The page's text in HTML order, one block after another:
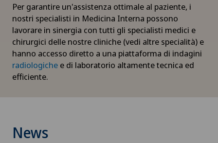
Aumento di volume della tiroide – Struma
Babymoon presso Swiss Medical Network
Calcificazione della spalla
Per garantire un'assistenza ottimale al paziente, i
nostri specialisti in Medicina Interna possono
lavorare in sinergia con tutti gli specialisti medici e
chirurgici delle nostre cliniche (vedi altre specialità) e
hanno accesso diretto a una piattaforma di indagini
radiologiche e di laboratorio altamente tecnica ed
efficiente.
News